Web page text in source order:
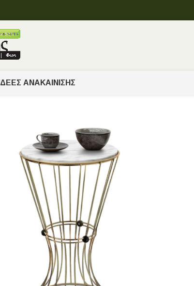
ΙΔΈΕΣ ΑΝΑΚΑΊΝΙΣΗΣ